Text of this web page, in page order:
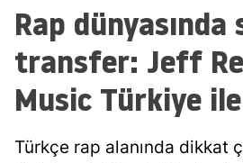
Rap
transfer: Jeff
Music Türkiye
Türkçe rap alanında dikkat